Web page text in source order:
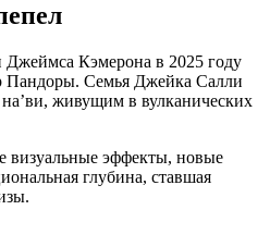
Джеймса Кэмерона в 2025 году
Пандоры. Семья Джейка Салли
живущим в вулканических
визуальные эффекты, новые
глубина, ставшая